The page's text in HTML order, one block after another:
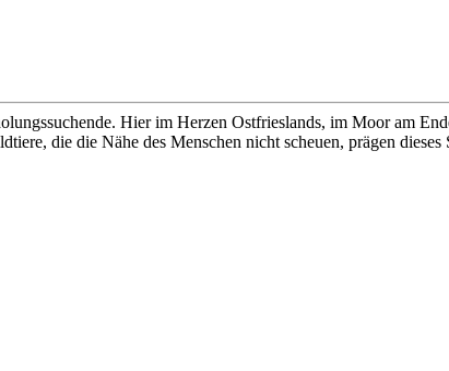
Hier im Herzen Ostfrieslands, im Moor am
die die Nähe des Menschen nicht scheuen, prägen